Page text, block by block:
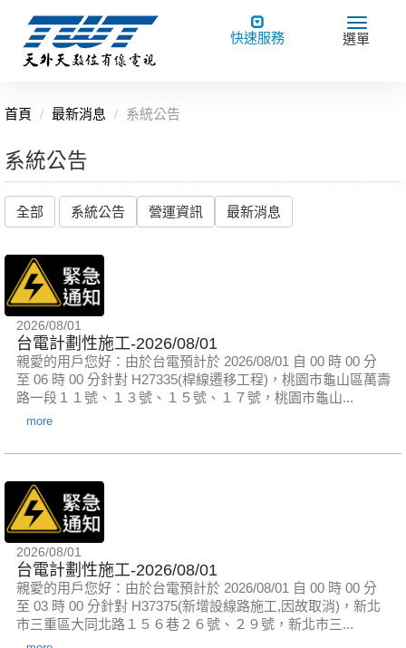
Toggle
navigation
快速服務
Toggle
選單
首頁 最新消息 系統公告
系統公告
全部 系統公告 營運資訊 最新消息
2026/08/01
台電計劃性施工-2026/08/01
親愛的用戶您好：由於台電預計於 2026/08/01 自 00 時 00 分
至 06 時 00 分針對 H27335(桿線遷移工程)，桃園市龜山區萬壽
路一段１１號、１３號、１５號、１７號，桃園市龜山...
more
2026/08/01
台電計劃性施工-2026/08/01
親愛的用戶您好：由於台電預計於 2026/08/01 自 00 時 00 分
至 03 時 00 分針對 H37375(新增設線路施工,因故取消)，新北
市三重區大同北路１５６巷２６號、２９號，新北市三...